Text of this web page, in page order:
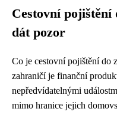
Cestovní pojištění
dát pozor
Co je cestovní pojištění do
zahraničí je finanční
nepředvídatelnými
mimo hranice jejich